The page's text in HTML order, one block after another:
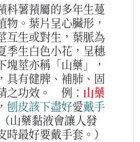
科薯蕷屬的多年生蔓
物。葉片呈心臟形，
互生或對生，葉脈為
季生白色小花，呈穗
塊莖亦稱「山藥」，
具有健脾、補肺、固
之功效。
例： 山藥
， 刨皮該下盡好愛戴手
（山藥黏液會讓人發
時最好要戴手套。）